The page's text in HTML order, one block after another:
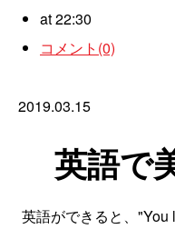
at 22:30
コメント(0)
2019.03.15
英語で
英語ができると、